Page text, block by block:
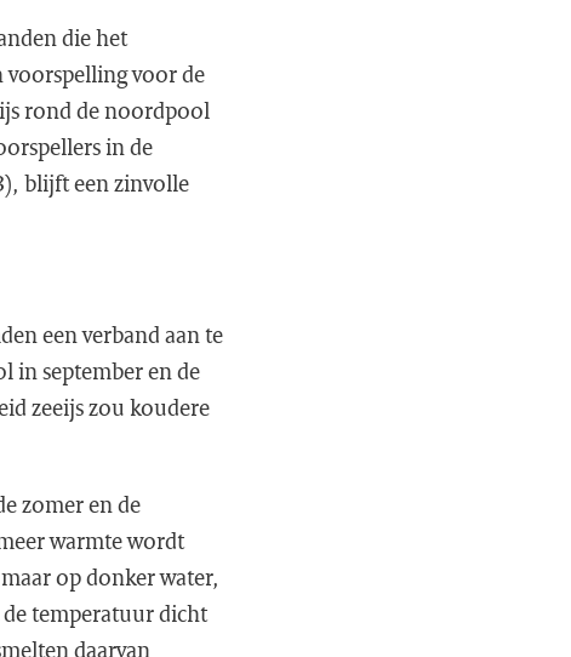
die het
voorspelling voor de
rond de noordpool
in de
blijft een zinvolle
een verband aan te
in september en de
zeeijs zou koudere
zomer en de
warmte wordt
op donker water,
temperatuur dicht
daarvan